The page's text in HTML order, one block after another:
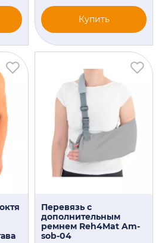
Купить
Перевязь с
дополнительным
ремнем Reh4Mat Am-
sob-04